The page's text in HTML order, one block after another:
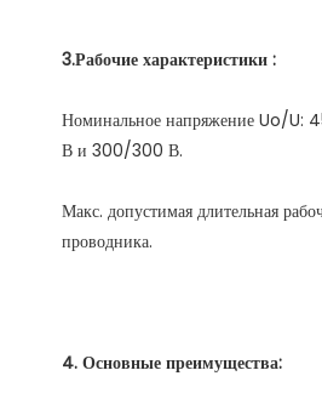
Номинальное напряжение Uo/
Макс. допустимая длительная